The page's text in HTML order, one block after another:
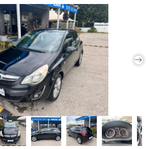
termine